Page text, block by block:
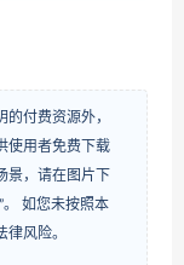
付费资源外，
使用者免费下载
景，请在图片下
。 如您未按照本
风险。